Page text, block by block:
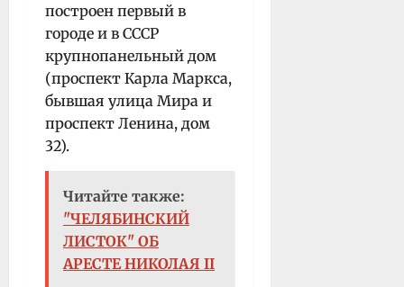
построен первый в
городе и в СССР
крупнопанельный дом
(проспект Карла Маркса,
бывшая улица Мира и
проспект Ленина, дом
32).
Читайте также:
"ЧЕЛЯБИНСКИЙ
ЛИСТОК" ОБ
АРЕСТЕ НИКОЛАЯ II